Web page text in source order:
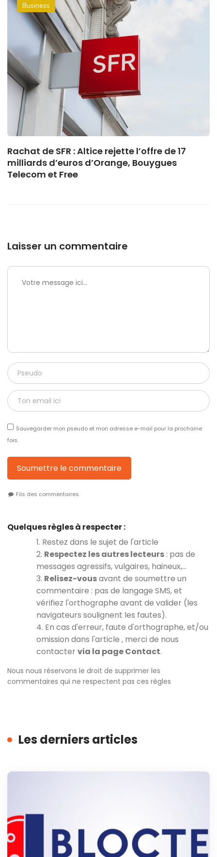
Business
Rachat de SFR : Altice rejette l’offre de 17
milliards d’euros d’Orange, Bouygues
Telecom et Free
Laisser un commentaire
Sauvegarder mon pseudo et mon adresse e-mail pour la prochaine
fois.
Soumettre le commentaire
Fils des commentaires
Quelques règles à respecter :
1. Restez dans le sujet de l'article
2. Respectez les autres lecteurs : pas de
messages agressifs, vulgaires, haineux,…
3. Relisez-vousavant de soumettre un
commentaire : pas de langage SMS, et
vérifiez l'orthographe avant de valider (les
navigateurs soulignent les fautes).
4. En cas d'erreur, faute d'orthographe, et/ou
omission dans l'article , merci de nous
contacter via la page Contact.
Nous nous réservons le droit de supprimer les
commentaires qui ne respectent pas ces règles
Les derniers articles